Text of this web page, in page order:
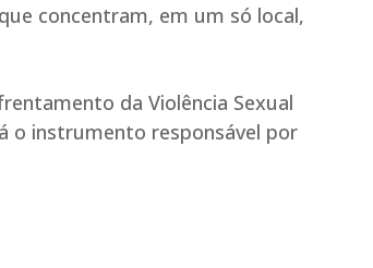
concentram, em um só local,
da Violência Sexual
o instrumento responsável por